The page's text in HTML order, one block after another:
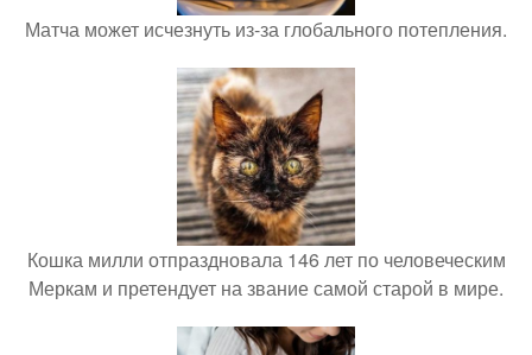
Матча может исчезнуть из-за глобального потепления.
Кошка милли отпраздновала 146 лет по человеческим
Меркам и претендует на звание самой старой в мире.